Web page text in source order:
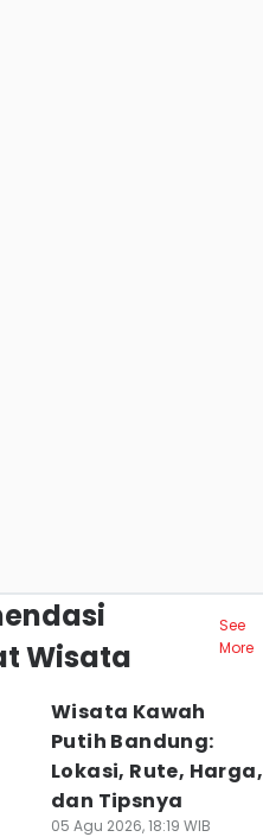
Wisata
See
More
Wisata Kawah
Putih Bandung:
Lokasi, Rute, Harga,
dan Tipsnya
05 Agu 2026, 18:19 WIB